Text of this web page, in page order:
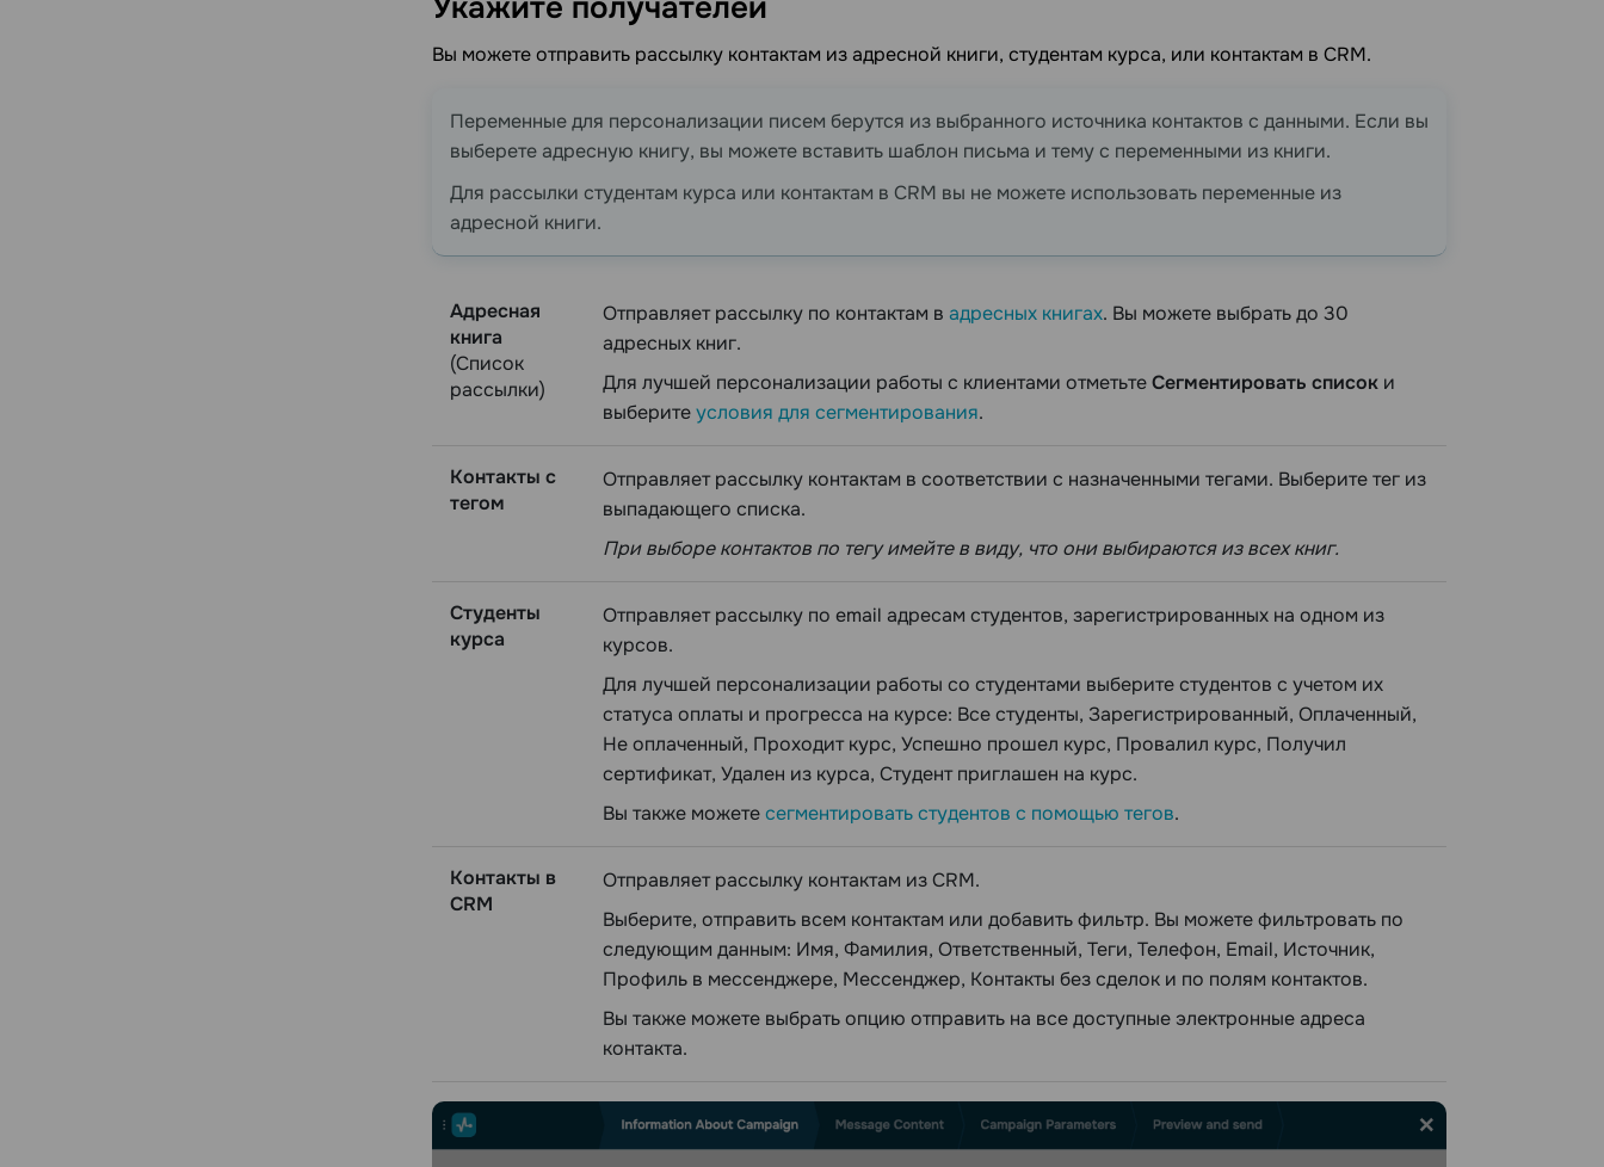
Вы можете отправить рассылку контактам из адресной книги, студентам курса, или контактам в CRM.
Переменные для персонализации писем берутся из выбранного источника контактов с данными. Если вы
выберете адресную книгу, вы можете вставить шаблон письма и тему с переменными из книги.
Для рассылки студентам курса или контактам в CRM вы не можете использовать переменные из
адресной книги.
Адресная
книга
(Список
рассылки)
Отправляет рассылку по контактам в адресных книгах. Вы можете выбрать до 30
адресных книг.
Для лучшей персонализации работы с клиентами отметьтеСегментировать список и
выберитеусловия для сегментирования.
Контакты с
тегом
Отправляет рассылку контактам в соответствии с назначенными тегами. Выберите тег из
выпадающего списка.
При выборе контактов по тегу имейте в виду, что они выбираются из всех книг.
Студенты
курса
Отправляет рассылку по email адресам студентов, зарегистрированных на одном из
курсов.
Для лучшей персонализации работы со студентами выберите студентов с учетом их
статуса оплаты и прогресса на курсе: Все студенты, Зарегистрированный, Оплаченный,
Не оплаченный, Проходит курс, Успешно прошел курс, Провалил курс, Получил
сертификат, Удален из курса, Студент приглашен на курс.
Вы также можетесегментировать студентов с помощью тегов.
Контакты в
CRM
Отправляет рассылку контактам из CRM.
Выберите, отправить всем контактам или добавить фильтр. Вы можете фильтровать по
следующим данным: Имя, Фамилия, Ответственный, Теги, Телефон, Email, Источник,
Профиль в мессенджере, Мессенджер, Контакты без сделок и по полям контактов.
Вы также можете выбрать опцию отправить на все доступные электронные адреса
контакта.